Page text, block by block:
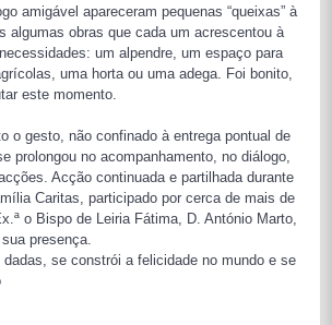
amigável apareceram pequenas “queixas” à
algumas obras que cada um acrescentou à
um alpendre, um espaço para
uma horta ou uma adega. Foi bonito,
este momento.
o gesto, não confinado à entrega pontual de
prolongou no acompanhamento, no diálogo,
Acção continuada e partilhada durante
Caritas, participado por cerca de mais de
o Bispo de Leiria Fátima, D. António Marto,
presença.
se constrói a felicidade no mundo e se